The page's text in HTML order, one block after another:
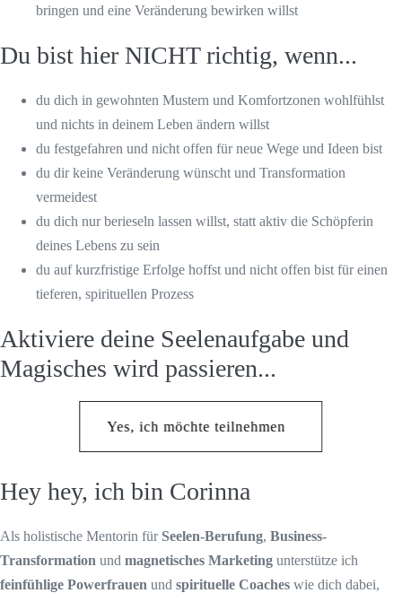
bringen und eine Veränderung bewirken willst
Du bist hier NICHT richtig, wenn...
du dich in gewohnten Mustern und Komfortzonen wohlfühlst
und nichts in deinem Leben ändern willst
du festgefahren und nicht offen für neue Wege und Ideen bist
du dir keine Veränderung wünscht und Transformation
vermeidest
du dich nur berieseln lassen willst, statt aktiv die Schöpferin
deines Lebens zu sein
du auf kurzfristige Erfolge hoffst und nicht offen bist für einen
tieferen, spirituellen Prozess
Aktiviere deine Seelenaufgabe und
Magisches wird passieren...
Yes, ich möchte teilnehmen
Hey hey, ich bin Corinna
Als holistische Mentorin für Seelen-Berufung, Business-
Transformation und magnetisches Marketing unterstütze ich
feinfühlige Powerfrauen und spirituelle Coaches wie dich dabei,